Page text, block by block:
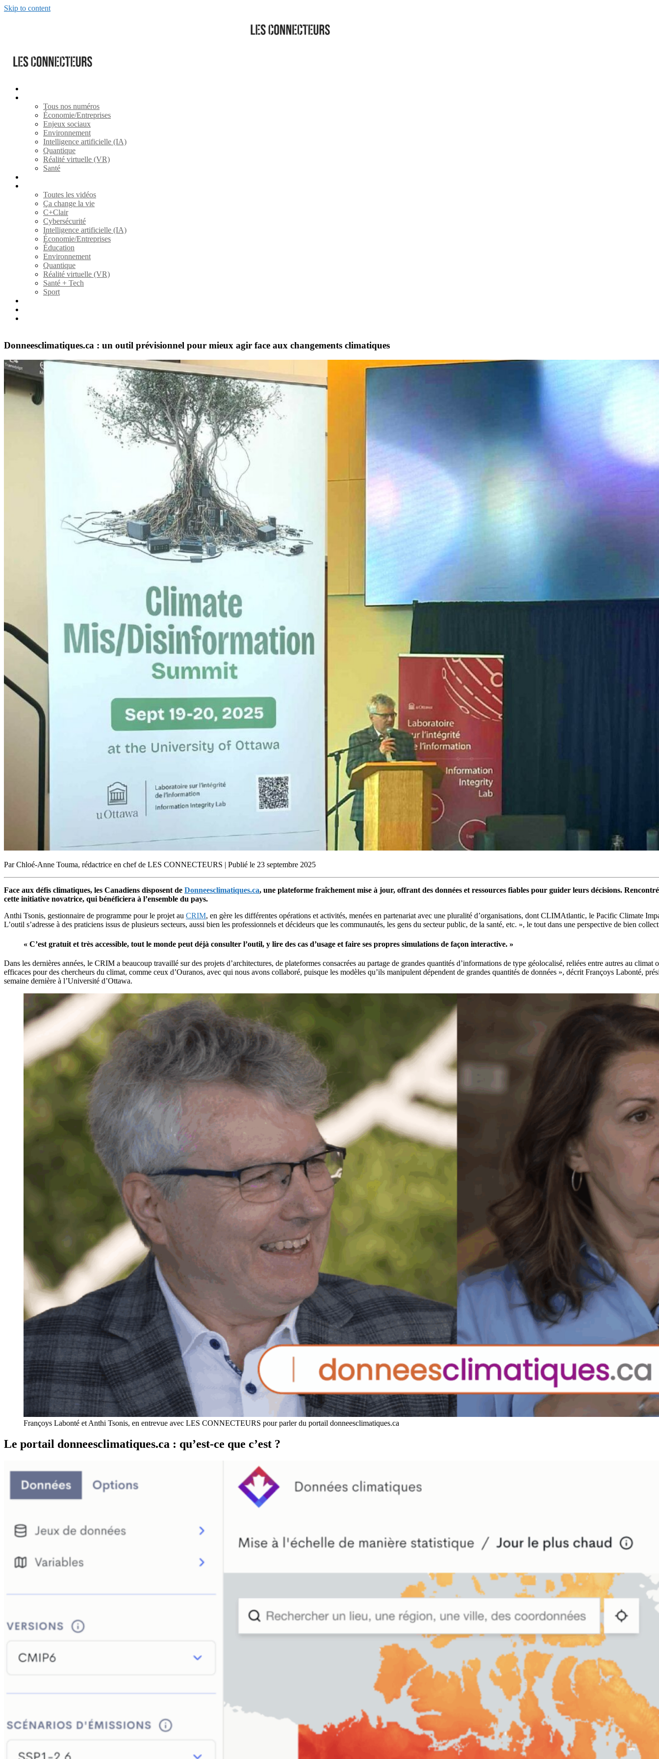
Skip to content
Tous nos numéros
Économie/Entreprises
Enjeux sociaux
Environnement
Intelligence artificielle (IA)
Quantique
Réalité virtuelle (VR)
Santé
Toutes les vidéos
Ça change la vie
C+Clair
Cybersécurité
Intelligence artificielle (IA)
Économie/Entreprises
Éducation
Environnement
Quantique
Réalité virtuelle (VR)
Santé + Tech
Sport
Donneesclimatiques.ca : un outil prévisionnel pour mieux agir face aux changements climatiques
Par Chloé-Anne Touma, rédactrice en chef de LES CONNECTEURS | Publié le 23 septembre 2025
Face aux défis climatiques, les Canadiens disposent de Donneesclimatiques.ca, une plateforme fraîchement mise à jour, offrant des données et ressources fiables pour guider leurs décisions.
cette initiative novatrice, qui bénéficiera à l’ensemble du pays.
Anthi Tsonis, gestionnaire de programme pour le projet au CRIM, en gère les différentes opérations et activités, menées en partenariat avec une pluralité d’organisations, dont CLIMAtlantic, le Pacific Climate
L’outil s’adresse à des praticiens issus de plusieurs secteurs, aussi bien les professionnels et décideurs que les communautés, les gens du secteur public, de la santé, etc. », le tout dans une perspective de bien
« C’est gratuit et très accessible, tout le monde peut déjà consulter l’outil, y lire des cas d’usage et faire ses propres simulations de façon interactive. »
Dans les dernières années, le CRIM a beaucoup travaillé sur des projets d’architectures, de plateformes consacrées au partage de grandes quantités d’informations de type géolocalisé, reliées entre autres au
efficaces pour des chercheurs du climat, comme ceux d’Ouranos, avec qui nous avons collaboré, puisque les modèles qu’ils manipulent dépendent de grandes quantités de données », décrit Françoys
semaine dernière à l’Université d’Ottawa.
Françoys Labonté et Anthi Tsonis, en entrevue avec LES CONNECTEURS pour parler du portail donneesclimatiques.ca
Le portail donneesclimatiques.ca : qu’est-ce que c’est ?